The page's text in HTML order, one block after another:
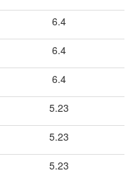
6.4
6.4
6.4
5.23
5.23
5.23